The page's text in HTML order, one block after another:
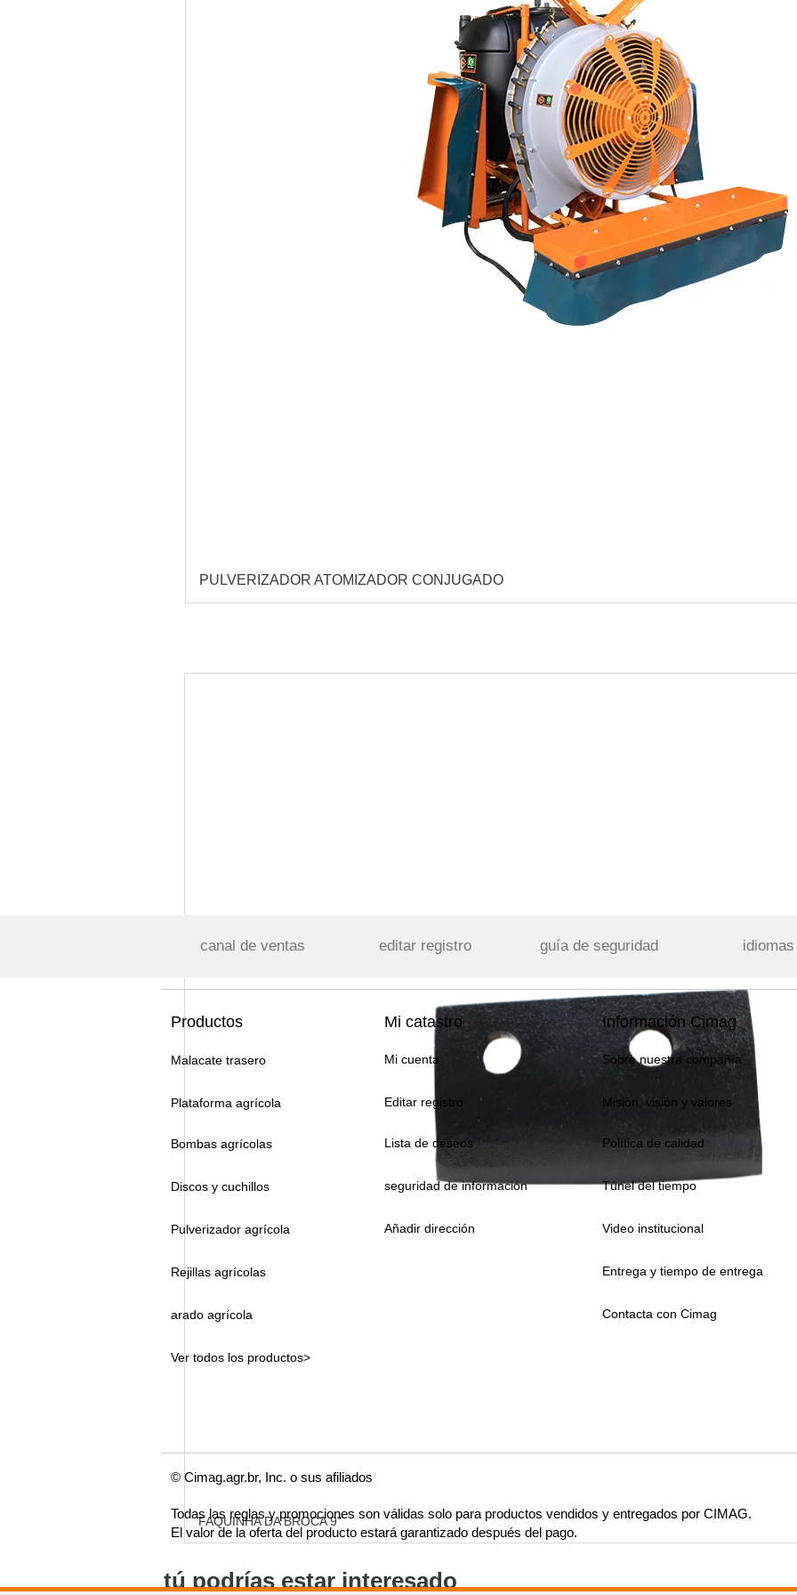
PULVERIZADOR ATOMIZADOR CONJUGADO
FAQUINHA DA BROCA 9"
tú podrías estar interesado
canal de ventas editar registro guía de seguridad idiomas
Productos Mi catastro Información Cimag
Malacate trasero Mi cuenta Sobre nuestra compañía
Plataforma agrícola Editar registro Misión, visión y valores
Bombas agrícolas Lista de deseos Política de calidad
Discos y cuchillos seguridad de información Túnel del tiempo
Pulverizador agrícola Añadir dirección Video institucional
Rejillas agrícolas
arado agrícola
Entrega y tiempo de entrega
Contacta con Cimag
Ver todos los productos>
© Cimag.agr.br, Inc. o sus afiliados
Todas las reglas y promociones son válidas solo para productos vendidos y entregados por CIMAG.
El valor de la oferta del producto estará garantizado después del pago.